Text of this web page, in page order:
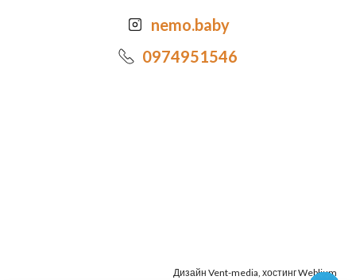
nemo.baby
0974951546
Дизайн Vent-media , хостингWeblium